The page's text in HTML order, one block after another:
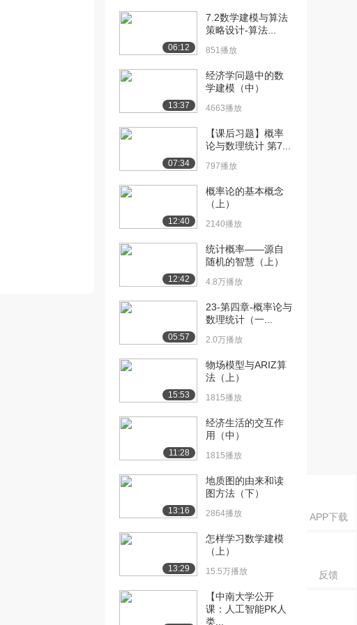
APP下载
反馈
[10] 重庆大学公开课：概
07:40
[11] 重庆大学公开课：概
08:36
[12] 重庆大学公开课：概
08:40
[13] 重庆大学公开课：概
09:58
[14] 重庆大学公开课：概
08:04
[15] 重庆大学公开课：概
06:16
[16] 重庆大学公开课：概
率论与数理统计 ...
07:55
率论与数理统计 ...
率论与数理统计 ...
率论与数理统计 ...
率论与数理统计 ...
06:12
7.2数学建模与算法
策略设计-算法...
851播放
13:37
经济学问题中的数
学建模（中）
4663播放
07:34
【课后习题】概率
论与数理统计 第7...
797播放
12:40
概率论的基本概念
（上）
2140播放
12:42
统计概率——源自
随机的智慧（上）
4.8万播放
05:57
23-第四章-概率论与
数理统计（一...
2.0万播放
15:53
物场模型与ARIZ算
法（上）
1815播放
11:28
经济生活的交互作
用（中）
1815播放
13:16
地质图的由来和读
图方法（下）
2864播放
13:29
怎样学习数学建模
（上）
15.5万播放
【中南大学公开
课：人工智能PK人
类...